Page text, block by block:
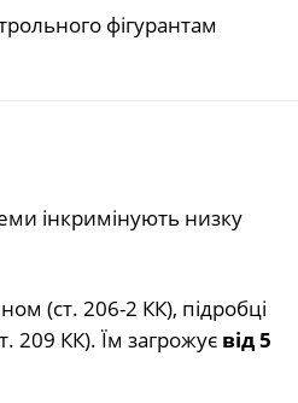
фігурантам
інкримінують низку
(ст. 206-2 КК), підробці
209 КК). Їм загрожує від 5